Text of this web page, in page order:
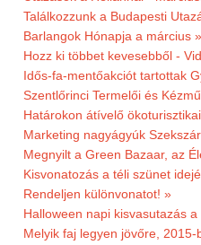
Találkozzunk a Budapesti
Barlangok Hónapja a március »
Hozz ki többet kevesebből -
Idős-fa-mentőakciót tartottak
Szentlőrinci Termelői és
Határokon átívelő
Marketing nagyágyúk
Megnyilt a Green Bazaar, az
Kisvonatozás a téli szünet
Rendeljen különvonatot! »
Halloween napi kisvasutazás
Melyik faj legyen jövőre,